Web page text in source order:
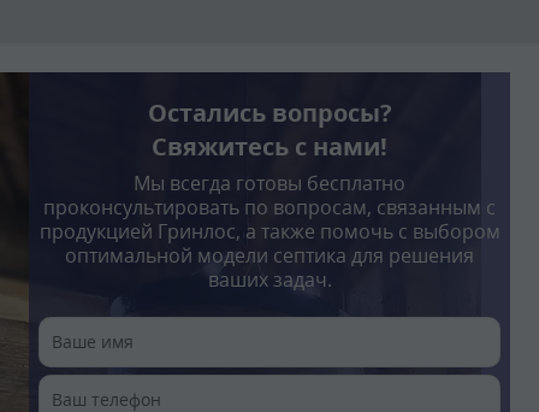
Остались вопросы?
Свяжитесь с нами!
Мы всегда готовы бесплатно
проконсультировать по вопросам, связанным с
продукцией Гринлос, а также помочь с выбором
оптимальной модели септика для решения
ваших задач.